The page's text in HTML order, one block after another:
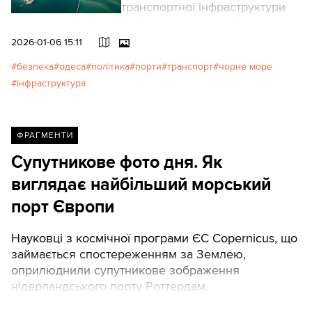
транспортної інфраструктури
її з ладу розповідає економіко-
дослідник Міжуніверситетської
2026-01-06 15:11
безпека одеса політика порти транспорт чорне море
інфраструктура
ФРАГМЕНТИ
Супутникове фото дня. Як
виглядає найбільший морський
порт Європи
Науковці з космічної програми ЄС Copernicus, що
займається спостереженням за Землею,
оприлюднили супутникове зображення
нідерландського порту Роттердам.